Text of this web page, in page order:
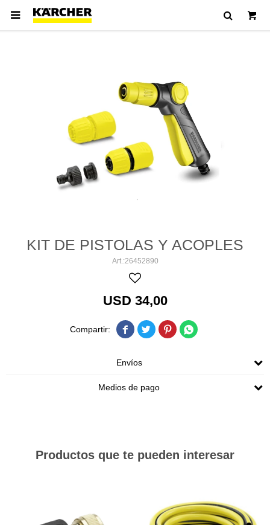

KIT DE PISTOLAS Y ACOPLES
26452890
USD 34,00
   
Envíos
Medios de pago
Productos que te pueden interesar